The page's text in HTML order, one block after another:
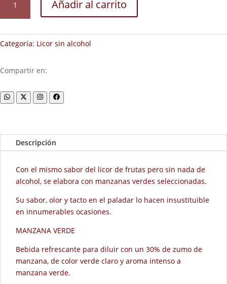
Verde
Rives
cantidad
Añadir al carrito
Categoría: Licor sin alcohol
Compartir en:
Descripción
Con el mismo sabor del licor de frutas pero sin nada de
alcohol, se elabora con manzanas verdes seleccionadas.
Su sabor, olor y tacto en el paladar lo hacen insustituible
en innumerables ocasiones.
MANZANA VERDE
Bebida refrescante para diluir con un 30% de zumo de
manzana, de color verde claro y aroma intenso a
manzana verde.